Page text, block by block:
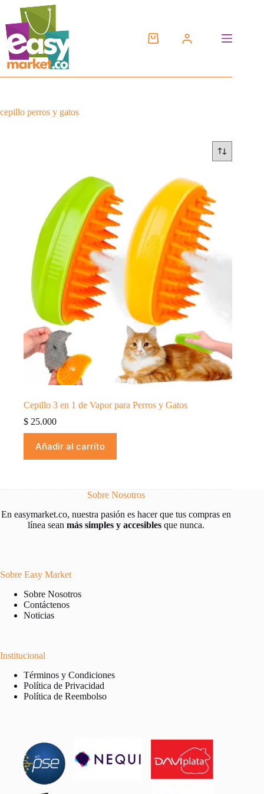
contenido
cepillo perros y gatos
Cepillo 3 en 1 de Vapor para Perros y Gatos
$ 25.000
Añadir al carrito
Sobre Nosotros
En easymarket.co, nuestra pasión es hacer que tus compras en
línea seanmás simples y accesiblesque nunca.
Sobre Easy Market
Sobre Nosotros
Contáctenos
Noticias
Institucional
Términos y Condiciones
Política de Privacidad
Política de Reembolso